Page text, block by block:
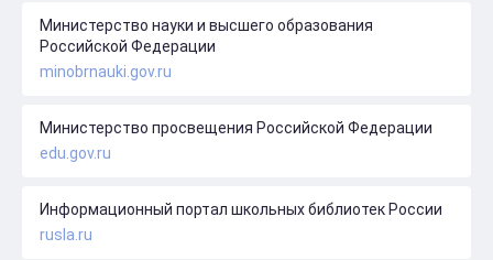
Министерство науки и высшего образования
Российской Федерации
minobrnauki.gov.ru
Министерство просвещения Российской Федерации
edu.gov.ru
Информационный портал школьных библиотек России
rusla.ru